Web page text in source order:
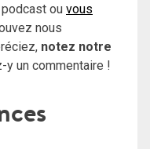
ou vous
nous
notez notre
y un commentaire !